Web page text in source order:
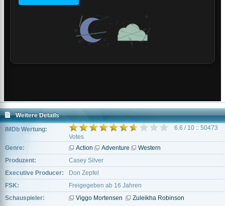
Weitere Details
IMDb Wertung:
6.6 / 10 :: 50473
Votes
Genre:
Action Adventure
Western
Produzent:
Casey Silver
Executive Producer:
Don Zepfel
FSK:
Freigegeben ab 16 Jahren
Schauspieler:
Viggo Mortensen
Zuleikha Robinson